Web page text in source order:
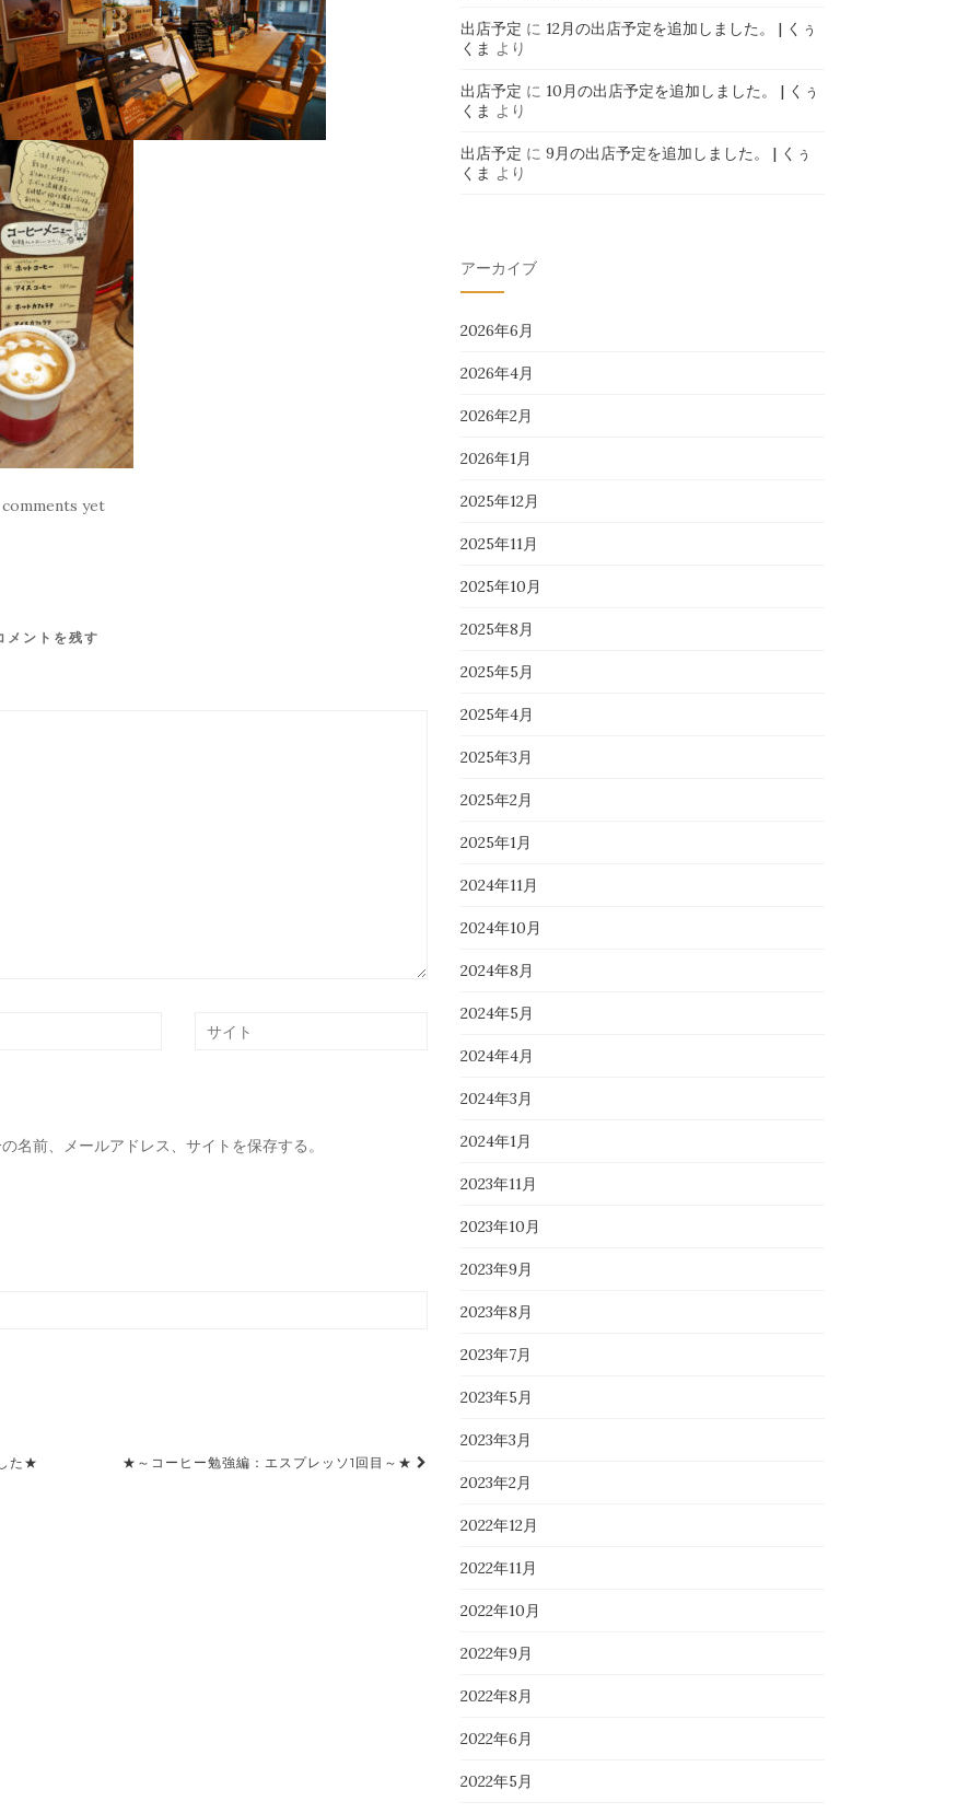
yet
メントを残す
名前、メールアドレス、サイトを保存する。
た★ ★～コーヒー勉強編：エスプレッソ1回目～★
出店予定 に 12月の出店予定を追加しました。 | くぅ
くま より
出店予定 に 10月の出店予定を追加しました。 | くぅ
くま より
出店予定 に 9月の出店予定を追加しました。 | くぅ
くま より
アーカイブ
2026年6月
2026年4月
2026年2月
2026年1月
2025年12月
2025年11月
2025年10月
2025年8月
2025年5月
2025年4月
2025年3月
2025年2月
2025年1月
2024年11月
2024年10月
2024年8月
2024年5月
2024年4月
2024年3月
2024年1月
2023年11月
2023年10月
2023年9月
2023年8月
2023年7月
2023年5月
2023年3月
2023年2月
2022年12月
2022年11月
2022年10月
2022年9月
2022年8月
2022年6月
2022年5月